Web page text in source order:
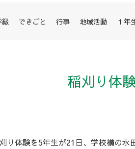
級 できごと 行事 地域活動 １年
稲刈り体
り体験を5年生が21日、学校横の水